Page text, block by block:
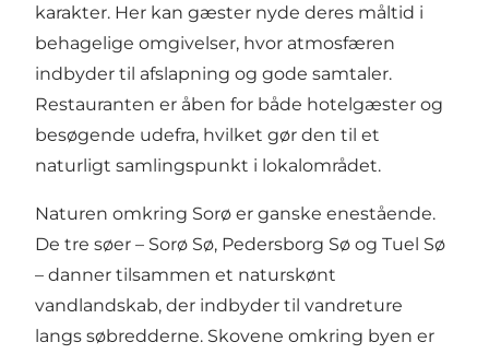
karakter. Her kan gæster nyde deres måltid i
behagelige omgivelser, hvor atmosfæren
indbyder til afslapning og gode samtaler.
Restauranten er åben for både hotelgæster og
besøgende udefra, hvilket gør den til et
naturligt samlingspunkt i lokalområdet.
Naturen omkring Sorø er ganske enestående.
De tre søer – Sorø Sø, Pedersborg Sø og Tuel Sø
– danner tilsammen et naturskønt
vandlandskab, der indbyder til vandreture
langs søbredderne. Skovene omkring byen er